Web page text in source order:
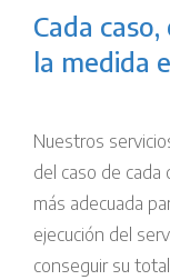
Cada
la medida
Nuestros
del caso de cada
más adecuada
ejecución del
conseguir su